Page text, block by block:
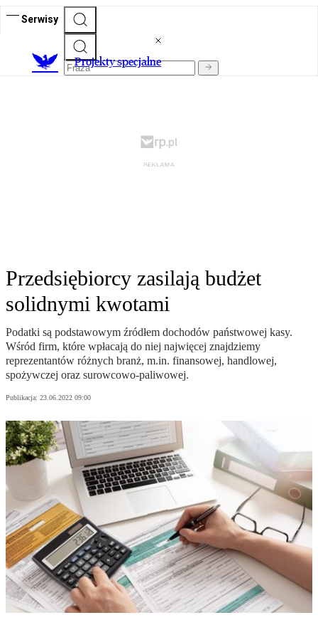
Serwisy
Projekty specjalne
Przedsiębiorcy zasilają budżet
solidnymi kwotami
Podatki są podstawowym źródłem dochodów państwowej kasy.
Wśród firm, które wpłacają do niej najwięcej znajdziemy
reprezentantów różnych branż, m.in. finansowej, handlowej,
spożywczej oraz surowcowo-paliwowej.
Publikacja: 23.06.2022 09:00